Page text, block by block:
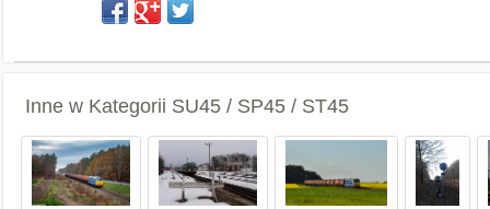
Inne w Kategorii SU45 / SP45 / ST45